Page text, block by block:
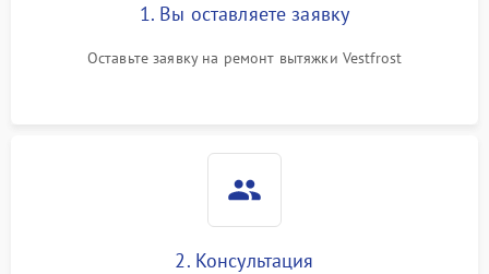
1. Вы оставляете заявку
Оставьте заявку на ремонт вытяжки Vestfrost
2. Консультация